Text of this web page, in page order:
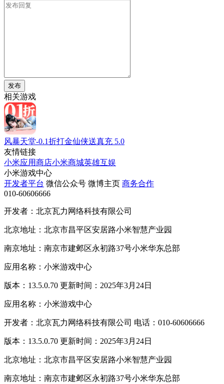
发布
相关游戏
风暴天堂-0.1折打金仙侠送真充 5.0
友情链接
小米应用商店小米商城英雄互娱
小米游戏中心
开发者平台 微信公众号 微博主页 商务合作
010-60606666
开发者：北京瓦力网络科技有限公司
北京地址：北京市昌平区安居路小米智慧产业园
南京地址：南京市建邺区永初路37号小米华东总部
应用名称：小米游戏中心
版本：13.5.0.70 更新时间：2025年3月24日
应用名称：小米游戏中心
开发者：北京瓦力网络科技有限公司 电话：010-60606666
版本：13.5.0.70 更新时间：2025年3月24日
北京地址：北京市昌平区安居路小米智慧产业园
南京地址：南京市建邺区永初路37号小米华东总部